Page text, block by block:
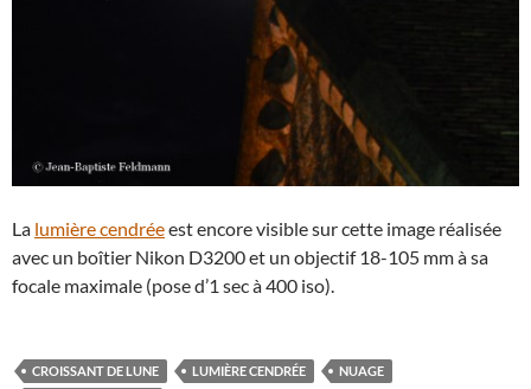
La lumière cendréeest encore visible sur cette image réalisée
avec un boîtier Nikon D3200 et un objectif 18-105 mm à sa
focale maximale (pose d’1 sec à 400 iso).
CROISSANT DE LUNE LUMIÈRE CENDRÉE
NUAGE